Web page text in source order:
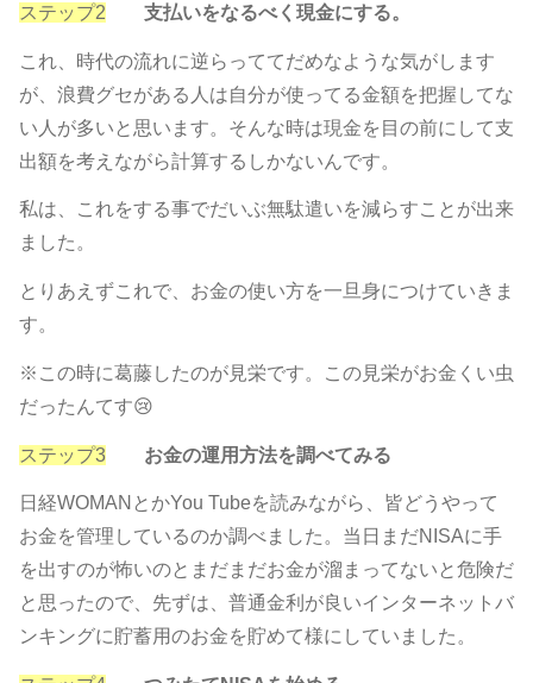
ステップ2 支払いをなるべく現金にする。
これ、時代の流れに逆らっててだめなような気がします
が、浪費グセがある人は自分が使ってる金額を把握してな
い人が多いと思います。そんな時は現金を目の前にして支
出額を考えながら計算するしかないんです。
私は、これをする事でだいぶ無駄遣いを減らすことが出来
ました。
とりあえずこれで、お金の使い方を一旦身につけていきま
す。
※この時に葛藤したのが見栄です。この見栄がお金くい虫
だったんてす😢
ステップ3 お金の運用方法を調べてみる
日経WOMANとかYou Tubeを読みながら、皆どうやって
お金を管理しているのか調べました。当日まだNISAに手
を出すのが怖いのとまだまだお金が溜まってないと危険だ
と思ったので、先ずは、普通金利が良いインターネットバ
ンキングに貯蓄用のお金を貯めて様にしていました。